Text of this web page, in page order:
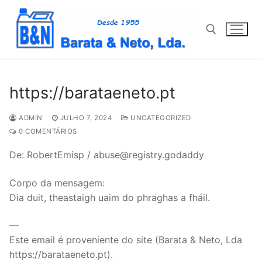
Saltar
para
conteúdo
https://barataeneto.pt
ADMIN JULHO 7, 2024
UNCATEGORIZED
0 COMENTÁRIOS
De: RobertEmisp / abuse@registry.godaddy
Corpo da mensagem:
Dia duit, theastaigh uaim do phraghas a fháil.
—
Este email é proveniente do site (Barata & Neto, Lda
https://barataeneto.pt).